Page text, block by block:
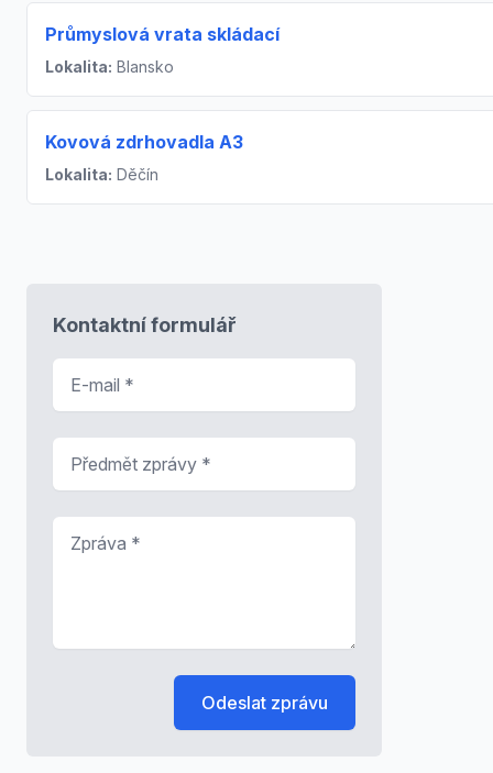
Průmyslová vrata skládací
Lokalita: Blansko
Kovová zdrhovadla A3
Lokalita: Děčín
Kontaktní formulář
Odeslat zprávu